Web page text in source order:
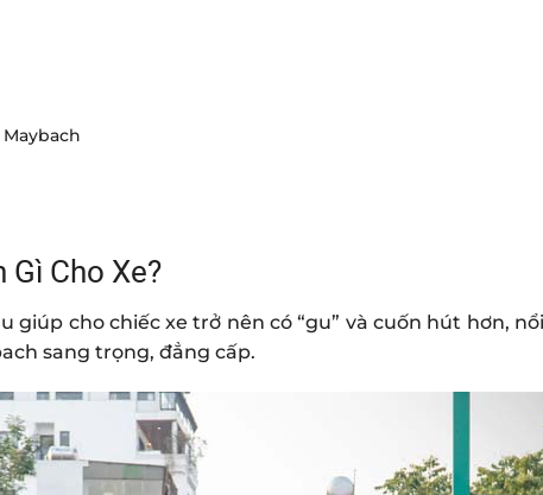
Cho Xe?
giúp cho chiếc xe trở nên có “gu” và cuốn hút hơn,
sang trọng, đẳng cấp.